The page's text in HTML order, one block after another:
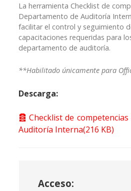
La herramienta Checklist de
Departamento de Auditoría
facilitar el control y seguimiento
capacitaciones requeridas para
departamento de auditoría.
**Habilitado únicamente para
Descarga:
Archivar
Checklist de
Auditoría Interna(216 KB)
Acceso: